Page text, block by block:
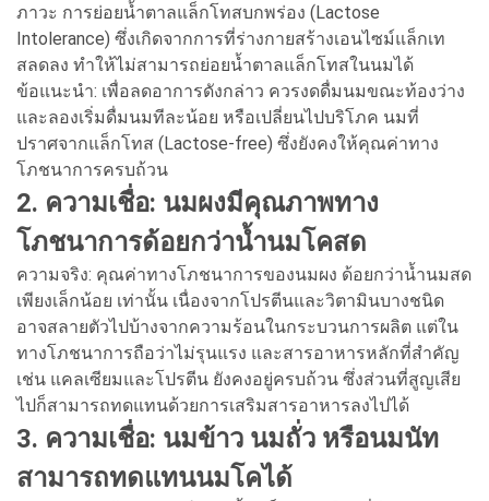
ภาวะ การย่อยน้ำตาลแล็กโทสบกพร่อง (Lactose
Intolerance) ซึ่งเกิดจากการที่ร่างกายสร้างเอนไซม์แล็กเท
สลดลง ทำให้ไม่สามารถย่อยน้ำตาลแล็กโทสในนมได้
ข้อแนะนำ: เพื่อลดอาการดังกล่าว ควรงดดื่มนมขณะท้องว่าง
และลองเริ่มดื่มนมทีละน้อย หรือเปลี่ยนไปบริโภค นมที่
ปราศจากแล็กโทส (Lactose-free) ซึ่งยังคงให้คุณค่าทาง
โภชนาการครบถ้วน
2. ความเชื่อ: นมผงมีคุณภาพทาง
โภชนาการด้อยกว่าน้ำนมโคสด
ความจริง: คุณค่าทางโภชนาการของนมผง ด้อยกว่าน้ำนมสด
เพียงเล็กน้อย เท่านั้น เนื่องจากโปรตีนและวิตามินบางชนิด
อาจสลายตัวไปบ้างจากความร้อนในกระบวนการผลิต แต่ใน
ทางโภชนาการถือว่าไม่รุนแรง และสารอาหารหลักที่สำคัญ
เช่น แคลเซียมและโปรตีน ยังคงอยู่ครบถ้วน ซึ่งส่วนที่สูญเสีย
ไปก็สามารถทดแทนด้วยการเสริมสารอาหารลงไปได้
3. ความเชื่อ: นมข้าว นมถั่ว หรือนมนัท
สามารถทดแทนนมโคได้